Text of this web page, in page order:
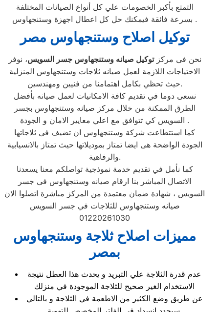
التمتع بأكبر الخصومات علي كل أنواع الصيانات المختلفة
بسرعة فائقة فيمكنك حل كل اعطال اجهزة وستنجهاوس .
توكيل اصلاح وستنجهاوس مصر
نحن فى مركزتوكيل صيانه وستنجهاوس جسر السويس، نوفر
الاحتياجات اللازمة لعمل صيانه ثلاجات وستنجهاوس المنزلية
حيث تحظي بكامل اهتمامنا من فنيين ومهندسين.
نسعى دوما في تقديم كافة الامكانيات لعمل صيانه بأفضل
الطرق الممكنة من خلال مركز صيانه وستنجهاوس بجسر
السويس كي تتوافق مع اعلي معايير الامان و الجودة .
كما استتطاعت شركة وستنجهاوس ان تضيف فى ثلاجاتها
الجودة الواضحة هى ايضا تمتاز بموديلاتها حيث تمتاز بالانسيابية
والرفاهية.
كما نأمل في تقديم خدمة نموذجية تواصلكم معنا يسعدنا
الاتصال المباشر بنا ارقام صيانه وستنجهاوس فى جسر
السويس ، شهادة ضمان معتمدة من المركز مباشرة اتصلوا الان
صيانه وستنجهاوس للثلاجات في جسر السويس
01220261030
مميزات اصلاح ثلاجة وستنجهاوس
بمصر
عدم قدرة الثلاجة علي التبريد و يحدث هذا العطل نتيجة
الاستخدام الغير صحيح للثلاجة الموجودة في منزلك
عن طريق وضع الكثير من الاطعمة في الثلاجة و بالتالي